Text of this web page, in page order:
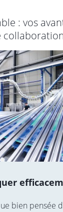
: vos
bien pensée